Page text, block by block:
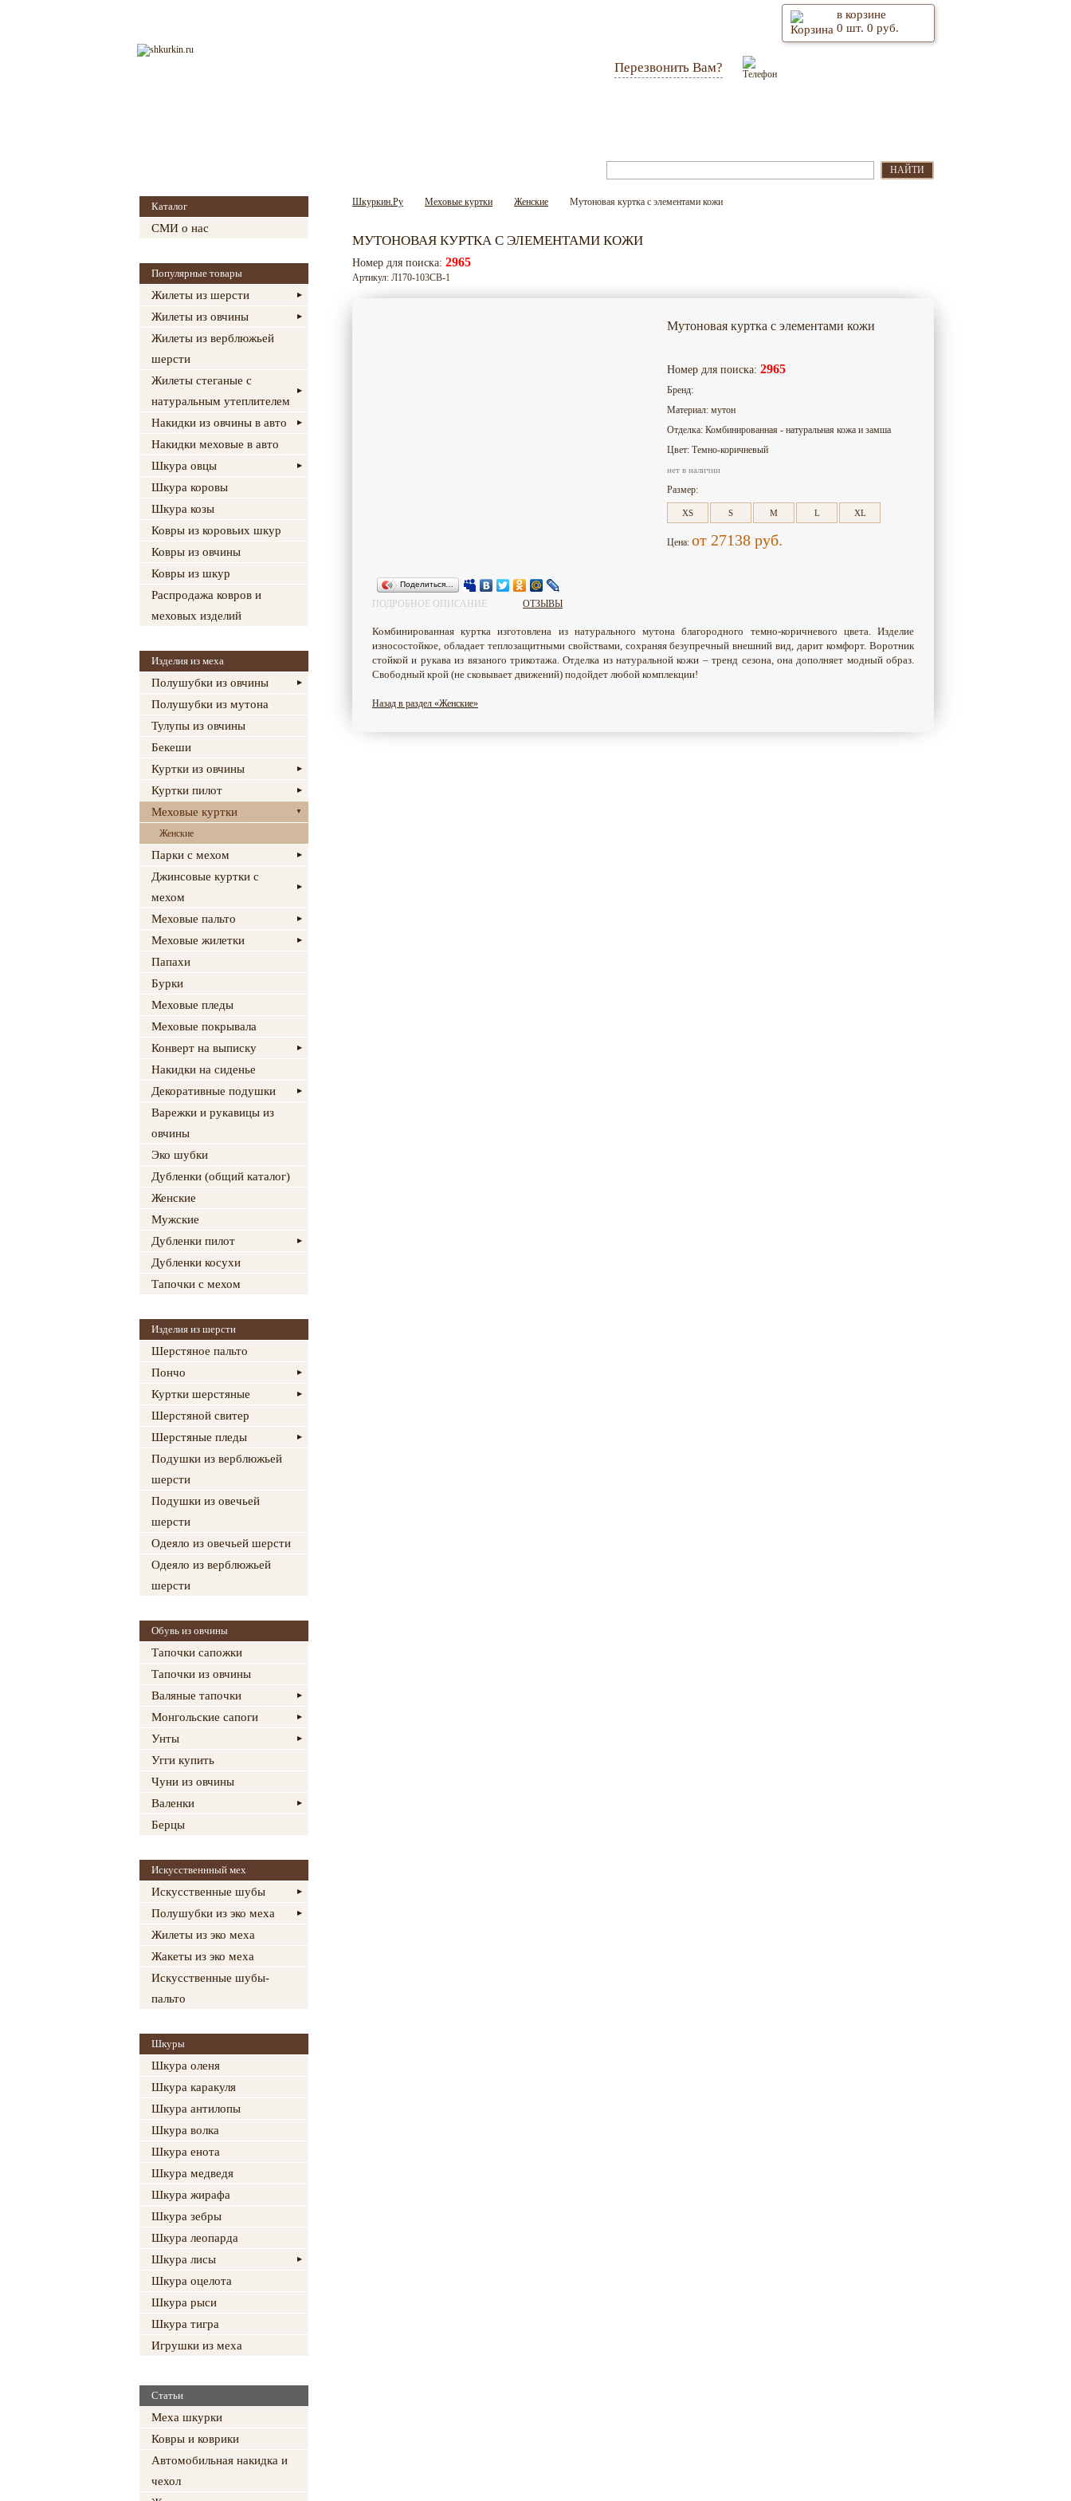
Перезвонить Вам?
в корзине
0 шт. 0 руб.
НАЙТИ
Каталог
СМИ о нас
Популярные товары
Жилеты из шерсти
Жилеты из овчины
Жилеты из верблюжьей
шерсти
Жилеты стеганые с
натуральным утеплителем
Накидки из овчины в авто
Накидки меховые в авто
Шкура овцы
Шкура коровы
Шкура козы
Ковры из коровьих шкур
Ковры из овчины
Ковры из шкур
Распродажа ковров и
меховых изделий
Изделия из меха
Полушубки из овчины
Полушубки из мутона
Тулупы из овчины
Бекеши
Куртки из овчины
Куртки пилот
Меховые куртки
Женские
Парки с мехом
Джинсовые куртки с
мехом
Меховые пальто
Меховые жилетки
Папахи
Бурки
Меховые пледы
Меховые покрывала
Конверт на выписку
Накидки на сиденье
Декоративные подушки
Варежки и рукавицы из
овчины
Эко шубки
Дубленки (общий каталог)
Женские
Мужские
Дубленки пилот
Дубленки косухи
Тапочки с мехом
Изделия из шерсти
Шерстяное пальто
Пончо
Куртки шерстяные
Шерстяной свитер
Шерстяные пледы
Подушки из верблюжьей
шерсти
Подушки из овечьей
шерсти
Одеяло из овечьей шерсти
Одеяло из верблюжьей
шерсти
Обувь из овчины
Тапочки сапожки
Тапочки из овчины
Валяные тапочки
Монгольские сапоги
Унты
Угги купить
Чуни из овчины
Валенки
Берцы
Искусственнный мех
Искусственные шубы
Полушубки из эко меха
Жилеты из эко меха
Жакеты из эко меха
Искусственные шубы-
пальто
Шкуры
Шкура оленя
Шкура каракуля
Шкура антилопы
Шкура волка
Шкура енота
Шкура медведя
Шкура жирафа
Шкура зебры
Шкура леопарда
Шкура лисы
Шкура оцелота
Шкура рыси
Шкура тигра
Игрушки из меха
Статьи
Меха шкурки
Ковры и коврики
Автомобильная накидка и
чехол
Шкуркин.Ру Меховые куртки Женские Мутоновая куртка с элементами кожи
МУТОНОВАЯ КУРТКА С ЭЛЕМЕНТАМИ КОЖИ
Номер для поиска: 2965
Артикул: Л170-103СВ-1
Мутоновая куртка с элементами кожи
Номер для поиска: 2965
Бренд:
Материал: мутон
Отделка: Комбинированная - натуральная кожа и замша
Цвет: Темно-коричневый
нет в наличии
Размер:
XS S M L XL
Цена: от 27138 руб.
Поделиться…
ПОДРОБНОЕ ОПИСАНИЕ ОТЗЫВЫ
Комбинированная куртка изготовлена из натурального мутона благородного темно-коричневого цвета. Изделие
износостойкое, обладает теплозащитными свойствами, сохраняя безупречный внешний вид, дарит комфорт. Воротник
стойкой и рукава из вязаного трикотажа. Отделка из натуральной кожи – тренд сезона, она дополняет модный образ.
Свободный крой (не сковывает движений) подойдет любой комплекции!
Назад в раздел «Женские»